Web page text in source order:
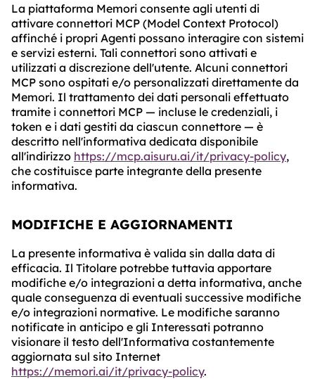
La piattaforma Memori consente agli utenti di
attivare connettori MCP (Model Context Protocol)
affinché i propri Agenti possano interagire con sistemi
e servizi esterni. Tali connettori sono attivati e
utilizzati a discrezione dell'utente. Alcuni connettori
MCP sono ospitati e/o personalizzati direttamente da
Memori. Il trattamento dei dati personali effettuato
tramite i connettori MCP — incluse le credenziali, i
token e i dati gestiti da ciascun connettore — è
descritto nell'informativa dedicata disponibile
all'indirizzo https://mcp.aisuru.ai/it/privacy-policy,
che costituisce parte integrante della presente
informativa.
MODIFICHE E AGGIORNAMENTI
La presente informativa è valida sin dalla data di
efficacia. Il Titolare potrebbe tuttavia apportare
modifiche e/o integrazioni a detta informativa, anche
quale conseguenza di eventuali successive modifiche
e/o integrazioni normative. Le modifiche saranno
notificate in anticipo e gli Interessati potranno
visionare il testo dell'Informativa costantemente
aggiornata sul sito Internet
https://memori.ai/it/privacy-policy.